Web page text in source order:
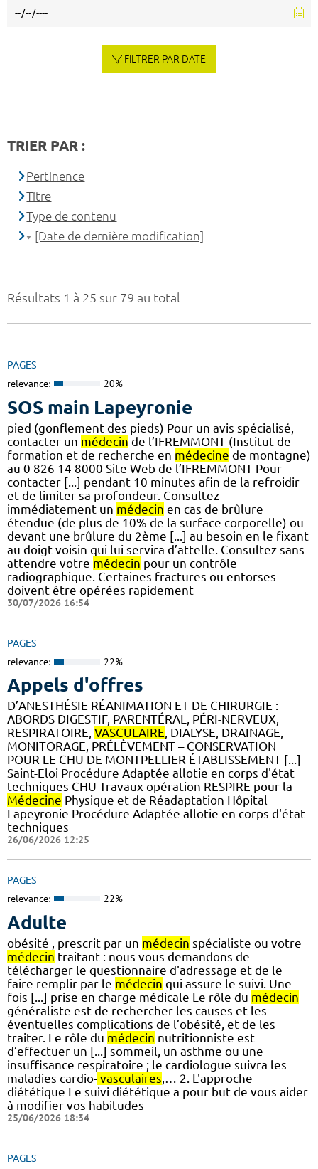
Résultats 1 à 25 sur 79 au total
PAGES
relevance: 20%
SOS main Lapeyronie
pied (gonflement des pieds) Pour un avis spécialisé,
contacter un médecin de l’IFREMMONT (Institut de
formation et de recherche en médecine de montagne)
au 0 826 14 8000 Site Web de l’IFREMMONT Pour
contacter [...] pendant 10 minutes afin de la refroidir
et de limiter sa profondeur. Consultez
immédiatement un médecin en cas de brûlure
étendue (de plus de 10% de la surface corporelle) ou
devant une brûlure du 2ème [...] au besoin en le fixant
au doigt voisin qui lui servira d’attelle. Consultez sans
attendre votre médecin pour un contrôle
radiographique. Certaines fractures ou entorses
doivent être opérées rapidement
30/07/2026 16:54
PAGES
relevance: 22%
Appels d'offres
D’ANESTHÉSIE RÉANIMATION ET DE CHIRURGIE :
ABORDS DIGESTIF, PARENTÉRAL, PÉRI-NERVEUX,
RESPIRATOIRE, VASCULAIRE, DIALYSE, DRAINAGE,
MONITORAGE, PRÉLÈVEMENT – CONSERVATION
POUR LE CHU DE MONTPELLIER ÉTABLISSEMENT [...]
Saint-Eloi Procédure Adaptée allotie en corps d'état
techniques CHU Travaux opération RESPIRE pour la
Médecine Physique et de Réadaptation Hôpital
Lapeyronie Procédure Adaptée allotie en corps d'état
techniques
26/06/2026 12:25
PAGES
relevance: 22%
Adulte
obésité , prescrit par un médecin spécialiste ou votre
médecin traitant : nous vous demandons de
télécharger le questionnaire d'adressage et de le
faire remplir par le médecin qui assure le suivi. Une
fois [...] prise en charge médicale Le rôle du médecin
généraliste est de rechercher les causes et les
éventuelles complications de l’obésité, et de les
traiter. Le rôle du médecin nutritionniste est
d’effectuer un [...] sommeil, un asthme ou une
insuffisance respiratoire ; le cardiologue suivra les
maladies cardio- vasculaires,… 2. L'approche
diététique Le suivi diététique a pour but de vous aider
à modifier vos habitudes
25/06/2026 18:34
PAGES
FILTRER PAR DATE
TRIER PAR :
Pertinence
Titre
Type de contenu
[Date de dernière modification]